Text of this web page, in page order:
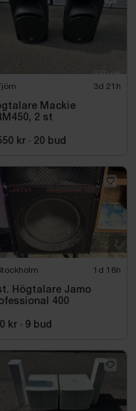
3d 21h
Mackie
2 st
kr · 20 bud
1d 18h
Högtalare Jamo
400
kr · 9 bud